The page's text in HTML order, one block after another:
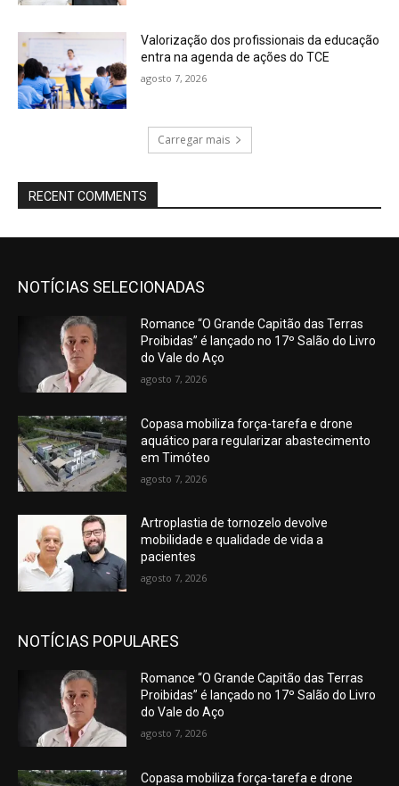
Valorização dos profissionais da educação
entra na agenda de ações do TCE
agosto 7, 2026
Carregar mais
RECENT COMMENTS
NOTÍCIAS SELECIONADAS
Romance “O Grande Capitão das Terras
Proibidas” é lançado no 17º Salão do Livro
do Vale do Aço
agosto 7, 2026
Copasa mobiliza força-tarefa e drone
aquático para regularizar abastecimento
em Timóteo
agosto 7, 2026
Artroplastia de tornozelo devolve
mobilidade e qualidade de vida a
pacientes
agosto 7, 2026
NOTÍCIAS POPULARES
Romance “O Grande Capitão das Terras
Proibidas” é lançado no 17º Salão do Livro
do Vale do Aço
agosto 7, 2026
Copasa mobiliza força-tarefa e drone